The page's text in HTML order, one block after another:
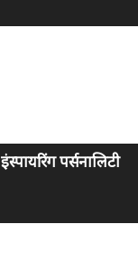
इंस्पायरिंग पर्सनालिटी